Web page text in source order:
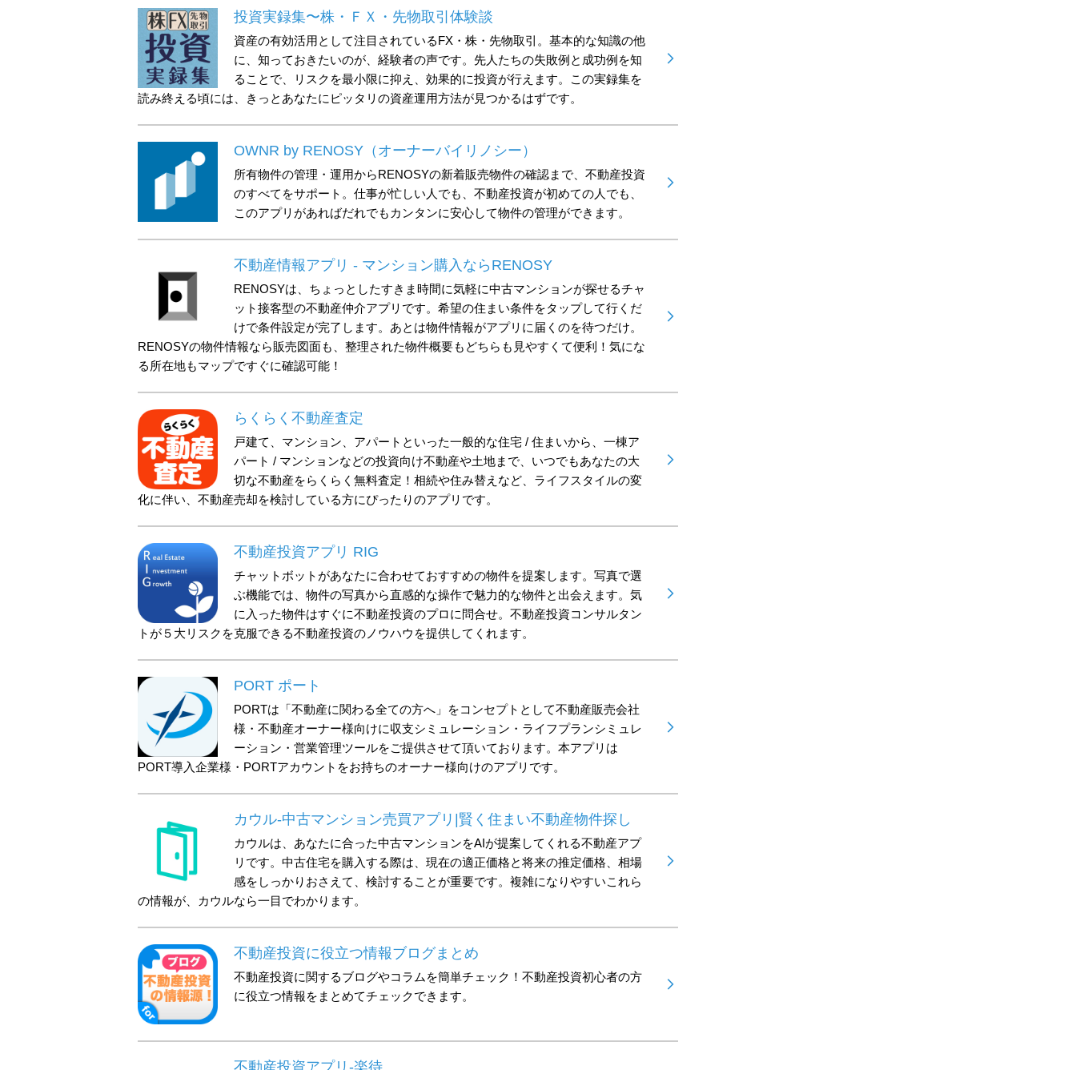
投資実録集〜株・ＦＸ・先物取引体験談
資産の有効活用として注目されているFX・株・先物取引。基本的な知識の他
に、知っておきたいのが、経験者の声です。先人たちの失敗例と成功例を知
ることで、リスクを最小限に抑え、効果的に投資が行えます。この実録集を
読み終える頃には、きっとあなたにピッタリの資産運用方法が見つかるはずです。
OWNR by RENOSY（オーナーバイリノシー）
所有物件の管理・運用からRENOSYの新着販売物件の確認まで、不動産投資
のすべてをサポート。仕事が忙しい人でも、不動産投資が初めての人でも、
このアプリがあればだれでもカンタンに安心して物件の管理ができます。
不動産情報アプリ - マンション購入ならRENOSY
RENOSYは、ちょっとしたすきま時間に気軽に中古マンションが探せるチャ
ット接客型の不動産仲介アプリです。希望の住まい条件をタップして行くだ
けで条件設定が完了します。あとは物件情報がアプリに届くのを待つだけ。
RENOSYの物件情報なら販売図面も、整理された物件概要もどちらも見やすくて便利！気にな
る所在地もマップですぐに確認可能！
らくらく不動産査定
戸建て、マンション、アパートといった一般的な住宅 / 住まいから、一棟ア
パート / マンションなどの投資向け不動産や土地まで、いつでもあなたの大
切な不動産をらくらく無料査定！相続や住み替えなど、ライフスタイルの変
化に伴い、不動産売却を検討している方にぴったりのアプリです。
不動産投資アプリ RIG
チャットボットがあなたに合わせておすすめの物件を提案します。写真で選
ぶ機能では、物件の写真から直感的な操作で魅力的な物件と出会えます。気
に入った物件はすぐに不動産投資のプロに問合せ。不動産投資コンサルタン
トが５大リスクを克服できる不動産投資のノウハウを提供してくれます。
PORT ポート
PORTは「不動産に関わる全ての方へ」をコンセプトとして不動産販売会社
様・不動産オーナー様向けに収支シミュレーション・ライフプランシミュレ
ーション・営業管理ツールをご提供させて頂いております。本アプリは
PORT導入企業様・PORTアカウントをお持ちのオーナー様向けのアプリです。
カウル-中古マンション売買アプリ|賢く住まい不動産物件探し
カウルは、あなたに合った中古マンションをAIが提案してくれる不動産アプ
リです。中古住宅を購入する際は、現在の適正価格と将来の推定価格、相場
感をしっかりおさえて、検討することが重要です。複雑になりやすいこれら
の情報が、カウルなら一目でわかります。
不動産投資に役立つ情報ブログまとめ
不動産投資に関するブログやコラムを簡単チェック！不動産投資初心者の方
に役立つ情報をまとめてチェックできます。
不動産投資アプリ-楽待